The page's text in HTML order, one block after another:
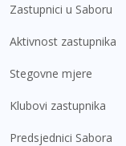
Zastupnici u Saboru
Aktivnost zastupnika
Stegovne mjere
Klubovi zastupnika
Predsjednici Sabora